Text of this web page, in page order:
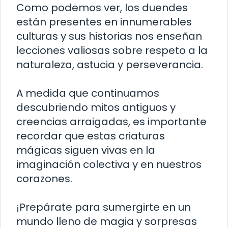
Como podemos ver, los duendes
están presentes en innumerables
culturas y sus historias nos enseñan
lecciones valiosas sobre respeto a la
naturaleza, astucia y perseverancia.
A medida que continuamos
descubriendo mitos antiguos y
creencias arraigadas, es importante
recordar que estas criaturas
mágicas siguen vivas en la
imaginación colectiva y en nuestros
corazones.
¡Prepárate para sumergirte en un
mundo lleno de magia y sorpresas